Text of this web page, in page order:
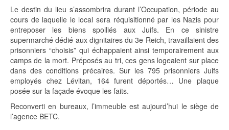
Le destin du lieu s’assombrira durant l’Occupation, période au
cours de laquelle le local sera réquisitionné par les Nazis pour
entreposer les biens spolliés aux Juifs. En ce sinistre
supermarché dédié aux dignitaires du 3e Reich, travaillaient des
prisonniers “choisis” qui échappaient ainsi temporairement aux
camps de la mort. Préposés au tri, ces gens logeaient sur place
dans des conditions précaires. Sur les 795 prisonniers Juifs
employés chez Lévitan, 164 furent déportés… Une plaque
posée sur la façade évoque les faits.
Reconverti en bureaux, l’immeuble est aujourd’hui le siège de
l’agence BETC.